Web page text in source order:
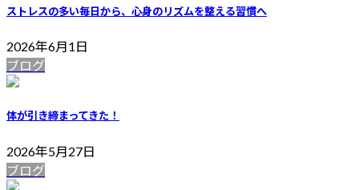
ストレスの多い毎日から、心身のリズムを整える習慣へ
2026年6月1日
ブログ
体が引き締まってきた！
2026年5月27日
ブログ